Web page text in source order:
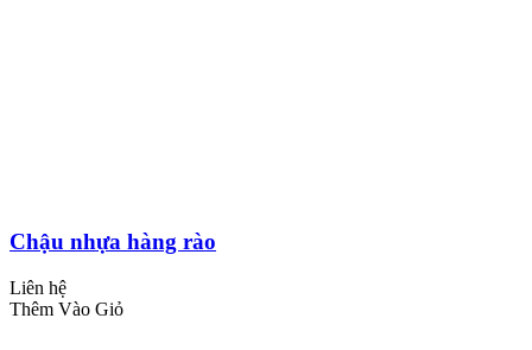
Chậu nhựa hàng rào
Liên hệ
Thêm Vào Giỏ